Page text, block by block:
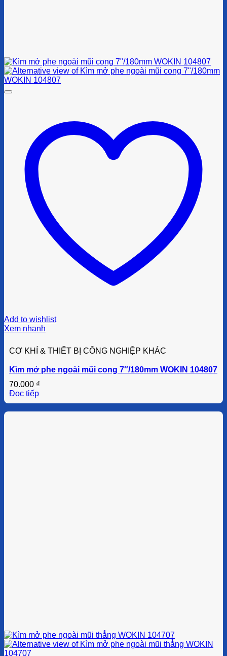
Add to wishlist
Xem nhanh
CƠ KHÍ & THIẾT BỊ CÔNG NGHIỆP KHÁC
Kìm mở phe ngoài mũi cong 7″/180mm WOKIN 104807
70.000 ₫
Đọc tiếp